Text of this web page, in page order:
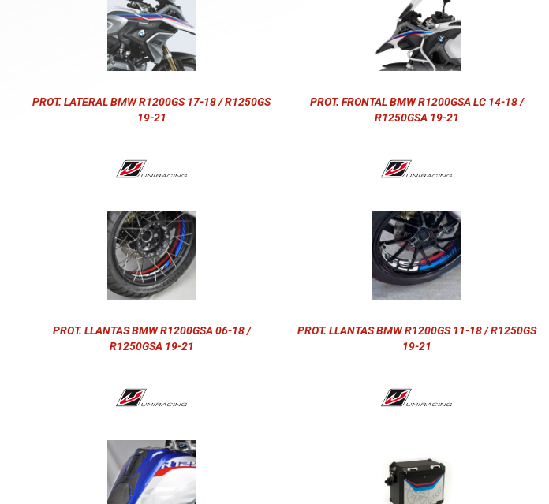
PROT. LATERAL BMW R1200GS 17-18 / R1250GS
19-21
PROT. FRONTAL BMW R1200GSA LC 14-18 /
R1250GSA 19-21
PROT. LLANTAS BMW R1200GSA 06-18 /
R1250GSA 19-21
PROT. LLANTAS BMW R1200GS 11-18 / R1250GS
19-21